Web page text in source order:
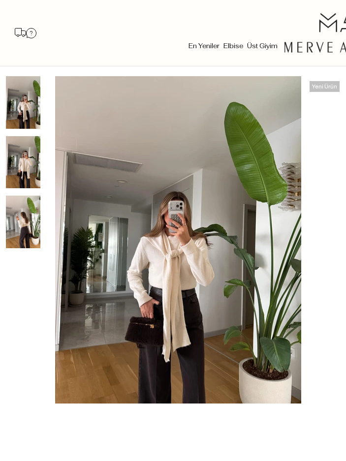
En Yeniler Elbise Üst Giyim
Yeni Ürün